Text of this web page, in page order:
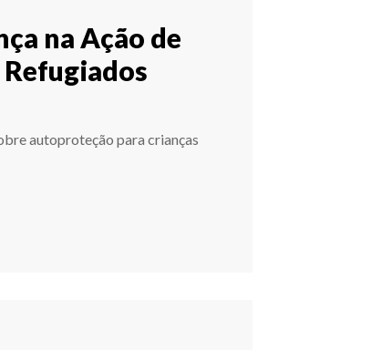
na Ação de
autoproteção para crianças